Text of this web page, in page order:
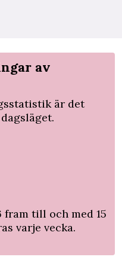
av
är det
till och med 15
varje vecka.